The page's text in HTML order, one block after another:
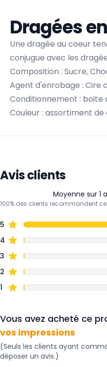
Dragées
Une dragée au coeur
conjugue avec les
Composition : Sucre,
Agent d'enrobage : Cire
Conditionnement : boite
Couleur : assortiment de
Avis clients
Moyenne sur 1
100% des clients recommandent
5
4
3
2
1
Vous avez acheté ce
vos impressions
(Seuls les clients ayant
déposer un avis.)